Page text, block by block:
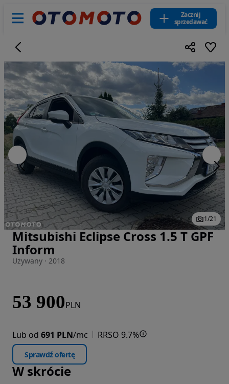
Zacznij
sprzedawać
Zdjęcie 1 z 21
1/21
Mitsubishi Eclipse Cross 1.5 T GPF
Inform
Używany · 2018
53 900PLN
Lub od 691 PLN/mc RRSO 9.7%
Sprawdź ofertę
W skrócie